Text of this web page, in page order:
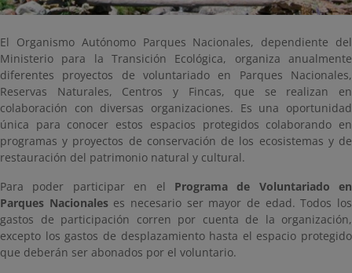
El Organismo Autónomo Parques Nacionales, dependiente del
Ministerio para la Transición Ecológica, organiza anualmente
diferentes proyectos de voluntariado en Parques Nacionales,
Reservas Naturales, Centros y Fincas, que se realizan en
colaboración con diversas organizaciones. Es una oportunidad
única para conocer estos espacios protegidos colaborando en
programas y proyectos de conservación de los ecosistemas y de
restauración del patrimonio natural y cultural.
Para poder participar en el Programa de Voluntariado en
Parques Nacionaleses necesario ser mayor de edad. Todos los
gastos de participación corren por cuenta de la organización,
excepto los gastos de desplazamiento hasta el espacio protegido
que deberán ser abonados por el voluntario.